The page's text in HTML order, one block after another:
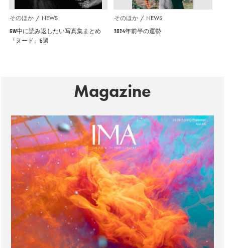
そのほか NEWS
GW中に読み返したい写真集まとめ
「ヌード」5選
そのほか NEWS
2024年前半の運勢
Magazine